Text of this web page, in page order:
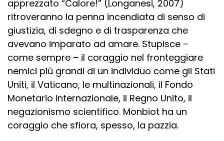
apprezzato “Calore!” (Longanesi, 2007)
ritroveranno la penna incendiata di senso di
giustizia, di sdegno e di trasparenza che
avevano imparato ad amare. Stupisce –
come sempre – il coraggio nel fronteggiare
nemici più grandi di un individuo come gli Stati
Uniti, il Vaticano, le multinazionali, il Fondo
Monetario Internazionale, il Regno Unito, il
negazionismo scientifico. Monbiot ha un
coraggio che sfiora, spesso, la pazzia.